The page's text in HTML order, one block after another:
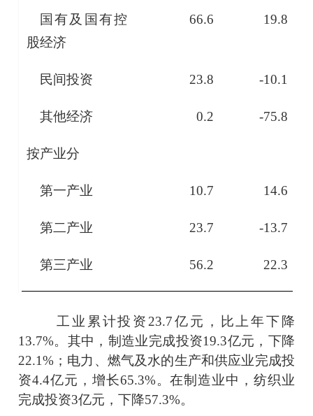
国有及国有控
股经济
66.6 19.8
民间投资 23.8 -10.1
其他经济 0.2 -75.8
按产业分
第一产业 10.7 14.6
第二产业 23.7 -13.7
第三产业 56.2 22.3
工业累计投资 23.7亿元，比上年下降
13.7%。其中，制造业完成投资19.3亿元，下降
22.1%；电力、燃气及水的生产和供应业完成投
资4.4亿元， 增长65.3%。在制造业中，纺织业
完成投资3亿元，下降57.3%。